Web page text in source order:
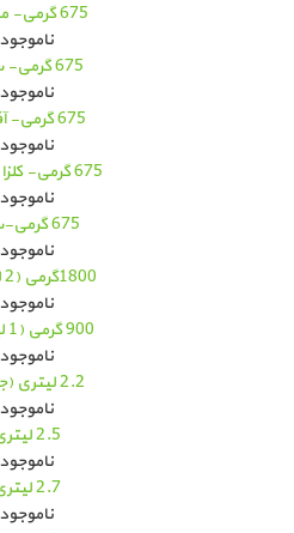
675 گرمی- مخلوط
ناموجود
675 گرمی- سویا
ناموجود
675 گرمی- آفتاب
ناموجود
675 گرمی- کلزا (کانولا)
ناموجود
675 گرمی-سرخ
ناموجود
1800گرمی (2 لیتری)
ناموجود
900 گرمی (1 لیتری)
ناموجود
2.2 لیتری (جامد)
ناموجود
2.5 لیتری
ناموجود
2.7 لیتری
ناموجود